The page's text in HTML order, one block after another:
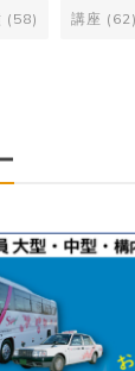
(58) 講座 (62)